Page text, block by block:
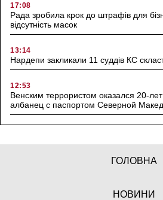
17:08
Рада зробила крок до штрафів для
відсутність масок
13:14
Нардепи закликали 11 суддів КС
12:53
Венским террористом оказался 20-
албанец с паспортом Северной
ГОЛОВНА
НОВИНИ